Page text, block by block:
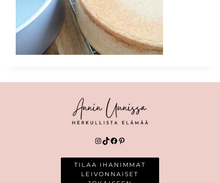
Instagram
TikTok
Facebook
Pinterest
TILAA IHANIMMAT
LEIVONNAISET